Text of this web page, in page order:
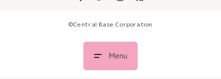
Menu
©︎Central Base Corporation